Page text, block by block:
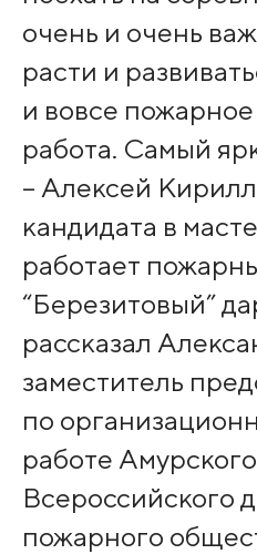
очень и очень
расти и
и вовсе
работа. Самый
– Алексей
кандидата в
работает
“Березитовый”
рассказал
заместитель
по
работе
Всероссийского
пожарного